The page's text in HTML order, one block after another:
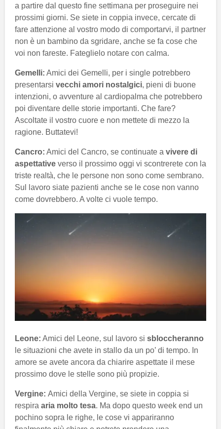
a partire dal questo fine settimana per proseguire nei
prossimi giorni. Se siete in coppia invece, cercate di
fare attenzione al vostro modo di comportarvi, il partner
non è un bambino da sgridare, anche se fa cose che
voi non fareste. Fateglielo notare con calma.
Gemelli: Amici dei Gemelli, per i single potrebbero
presentarsi vecchi amori nostalgici, pieni di buone
intenzioni, o avventure al cardiopalma che potrebbero
poi diventare delle storie importanti. Che fare?
Ascoltate il vostro cuore e non mettete di mezzo la
ragione. Buttatevi!
Cancro: Amici del Cancro, se continuate a vivere di
aspettative verso il prossimo oggi vi scontrerete con la
triste realtà, che le persone non sono come sembrano.
Sul lavoro siate pazienti anche se le cose non vanno
come dovrebbero. A volte ci vuole tempo.
Leone: Amici del Leone, sul lavoro si sbloccheranno
le situazioni che avete in stallo da un po’ di tempo. In
amore se avete ancora da chiarire aspettate il mese
prossimo dove le stelle sono più propizie.
Vergine: Amici della Vergine, se siete in coppia si
respira aria molto tesa. Ma dopo questo week end un
pochino sopra le righe, le cose vi appariranno